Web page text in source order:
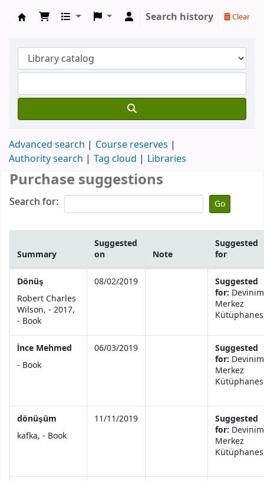
Search history Clear
Advanced search
Course reserves
Authority search
Tag cloud Libraries
Purchase suggestions
Search for: Go
Your purchase suggestions
Summary
Suggested
on
Note
Suggested
for
Dönüş
Robert Charles
Wilson, - 2017,
- Book
08/02/2019
Suggested
for: Devinim
Merkez
İnce Mehmed
- Book
06/03/2019
Suggested
for: Devinim
Merkez
dönüşüm
kafka, - Book
11/11/2019
Suggested
for: Devinim
Merkez